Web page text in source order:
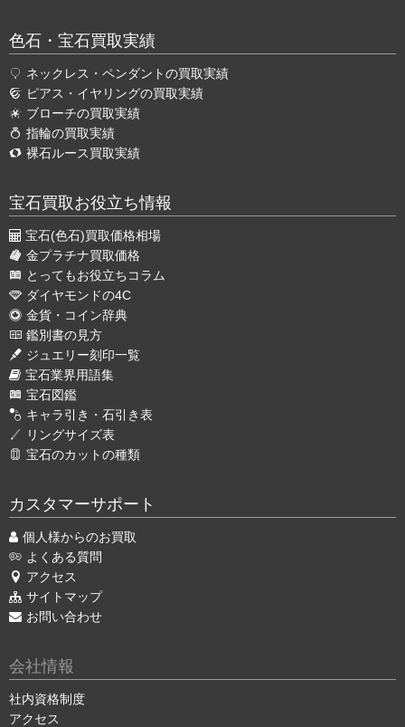
色石・宝石買取実績
ネックレス・ペンダントの買取実績
ピアス・イヤリングの買取実績
ブローチの買取実績
指輪の買取実績
裸石ルース買取実績
宝石買取お役立ち情報
宝石(色石)買取価格相場
金プラチナ買取価格
とってもお役立ちコラム
ダイヤモンドの4C
金貨・コイン辞典
鑑別書の見方
ジュエリー刻印一覧
宝石業界用語集
宝石図鑑
キャラ引き・石引き表
リングサイズ表
宝石のカットの種類
カスタマーサポート
個人様からのお買取
よくある質問
アクセス
サイトマップ
お問い合わせ
会社情報
社内資格制度
アクセス